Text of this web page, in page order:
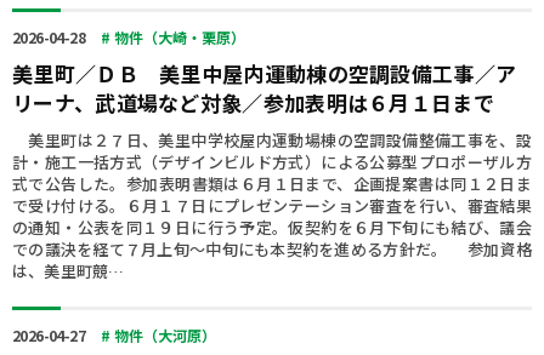
2026-04-28 # 物件（大崎・栗原）
美里町／ＤＢ 美里中屋内運動棟の空調設備工事／ア
リーナ、武道場など対象／参加表明は６月１日まで
美里町は２７日、美里中学校屋内運動場棟の空調設備整備工事を、設
計・施工一括方式（デザインビルド方式）による公募型プロポーザル方
式で公告した。参加表明書類は６月１日まで、企画提案書は同１２日ま
で受け付ける。６月１７日にプレゼンテーション審査を行い、審査結果
の通知・公表を同１９日に行う予定。仮契約を６月下旬にも結び、議会
での議決を経て７月上旬～中旬にも本契約を進める方針だ。 参加資格
は、美里町競…
2026-04-27 # 物件（大河原）